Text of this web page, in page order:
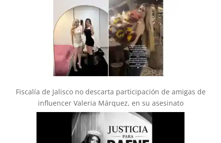
Fiscalía de Jalisco no descarta participación de amigas de
influencer Valeria Márquez, en su asesinato